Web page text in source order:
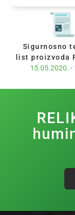
Sigurnosno
list proizvoda
15.05.2020. -